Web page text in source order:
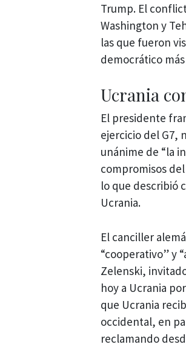
Trump. El
Washington y
las que fueron
democrático
Ucrania
El presidente
ejercicio del G7,
unánime de “la
compromisos
lo que describió
Ucrania.
El canciller
“cooperativo” y
Zelenski,
hoy a Ucrania
que Ucrania
occidental, en
reclamando